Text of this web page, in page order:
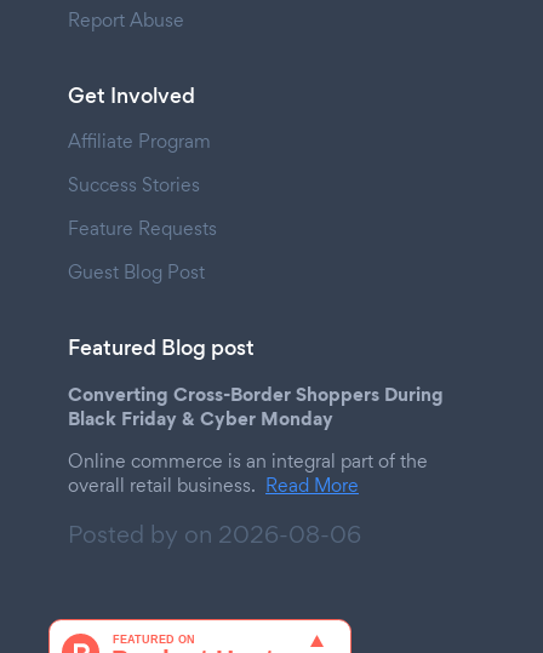
Report Abuse
Get Involved
Affiliate Program
Success Stories
Feature Requests
Guest Blog Post
Featured Blog post
Converting Cross-Border Shoppers During
Black Friday & Cyber Monday
Online commerce is an integral part of the
overall retail business. Read More
Posted by on 2026-08-06